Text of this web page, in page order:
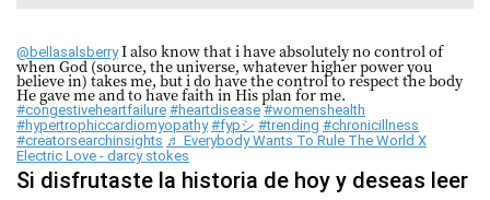
@bellasalsberryI also know that i have absolutely no control of
when God (source, the universe, whatever higher power you
believe in) takes me, but i do have the control to respect the body
He gave me and to have faith in His plan for me.
#congestiveheartfailure #heartdisease #womenshealth
#hypertrophiccardiomyopathy #fypシ #trending #chronicillness
#creatorsearchinsights ♬ Everybody Wants To Rule The World X
Electric Love - darcy stokes
Si disfrutaste la historia de hoy y deseas leer